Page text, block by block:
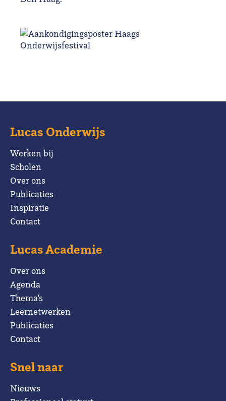
Lucas Onderwijs
Werken bij
Scholen
Over ons
Publicaties
Inspiratie
Contact
Lucas Academie
Over ons
Agenda
Thema’s
Leernetwerken
Publicaties
Contact
Snel naar
Nieuws